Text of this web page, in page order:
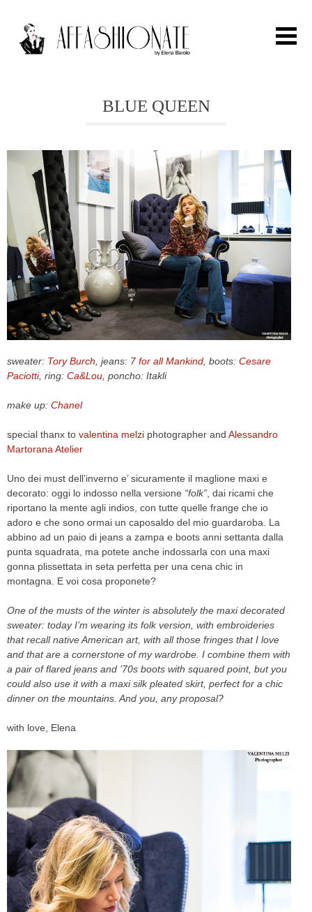
FASHION
OUTFIT
BEAUTY
TRAVEL
PARTIES
CELEB
VIDEO
CONTACT
CONTACT
BLUE QUEEN
sweater: Tory Burch , jeans: 7 for all Mankind , boots: Cesare
Paciotti, ring: Ca&Lou , poncho: Itakli
make up: Chanel
special thanx to valentina melzi photographer and Alessandro
Martorana Atelier
Uno dei must dell’inverno e’ sicuramente il maglione maxi e
decorato: oggi lo indosso nella versione “folk” , dai ricami che
riportano la mente agli indios, con tutte quelle frange che io
adoro e che sono ormai un caposaldo del mio guardaroba. La
abbino ad un paio di jeans a zampa e boots anni settanta dalla
punta squadrata, ma potete anche indossarla con una maxi
gonna plissettata in seta perfetta per una cena chic in
montagna. E voi cosa proponete?
One of the musts of the winter is absolutely the maxi decorated
sweater: today I’m wearing its folk version, with embroideries
that recall native American art, with all those fringes that I love
and that are a cornerstone of my wardrobe. I combine them with
a pair of flared jeans and ’70s boots with squared point, but you
could also use it with a maxi silk pleated skirt, perfect for a chic
dinner on the mountains. And you, any proposal?
with love, Elena